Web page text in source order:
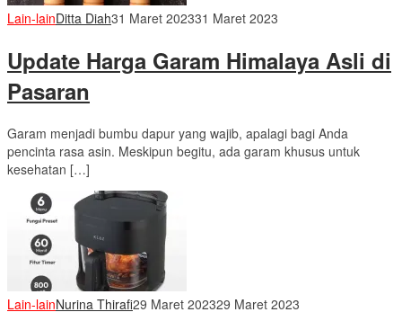
Lain-lainDitta Diah31 Maret 202331 Maret 2023
Update Harga Garam Himalaya Asli di
Pasaran
Garam menjadi bumbu dapur yang wajib, apalagi bagi Anda
pencinta rasa asin. Meskipun begitu, ada garam khusus untuk
kesehatan […]
Lain-lainNurina Thirafi29 Maret 202329 Maret 2023